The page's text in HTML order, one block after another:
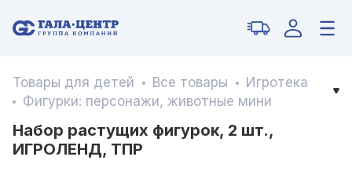
Товары для детей Все товары
Игротека
Фигурки: персонажи, животные мини
Набор растущих фигурок, 2 шт.,
ИГРОЛЕНД, ТПР